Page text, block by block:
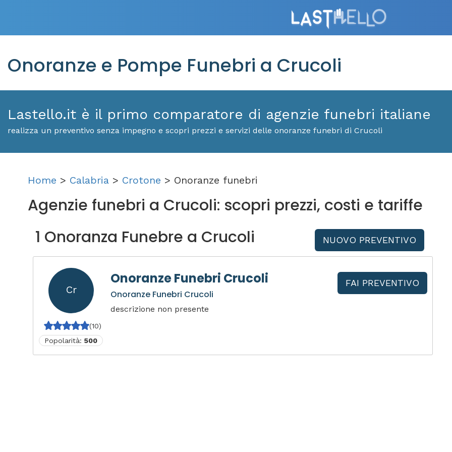
Onoranze e Pompe Funebri a Crucoli
Lastello.it è il primo comparatore di agenzie funebri italiane
realizza un preventivo senza impegno e scopri prezzi e servizi delle onoranze funebri di Crucoli
Home > Calabria > Crotone > Onoranze funebri
Agenzie funebri a Crucoli: scopri prezzi, costi e tariffe
1 Onoranza Funebre a Crucoli
NUOVO PREVENTIVO
Cr
(10)
Popolarità: 500
Onoranze Funebri Crucoli
Onoranze Funebri Crucoli
descrizione non presente
FAI PREVENTIVO